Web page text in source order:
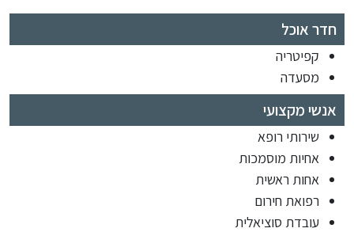
חדר אוכל
קפיטריה
מסעדה
אנשי מקצועי
שירותי רופא
אחיות מוסמכות
אחות ראשית
רפואת חירום
עובדת סוציאלית